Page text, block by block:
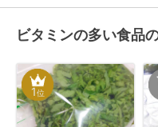
ビタミンの多い食品
1位